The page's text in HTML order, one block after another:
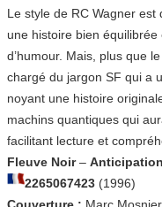
Le style de RC Wagner
une histoire bien équilibrée
d’humour. Mais, plus que
chargé du jargon SF qui a
noyant une histoire
machins quantiques qui
facilitant lecture et
Fleuve Noir– Anticipation
2265067423 (1996)